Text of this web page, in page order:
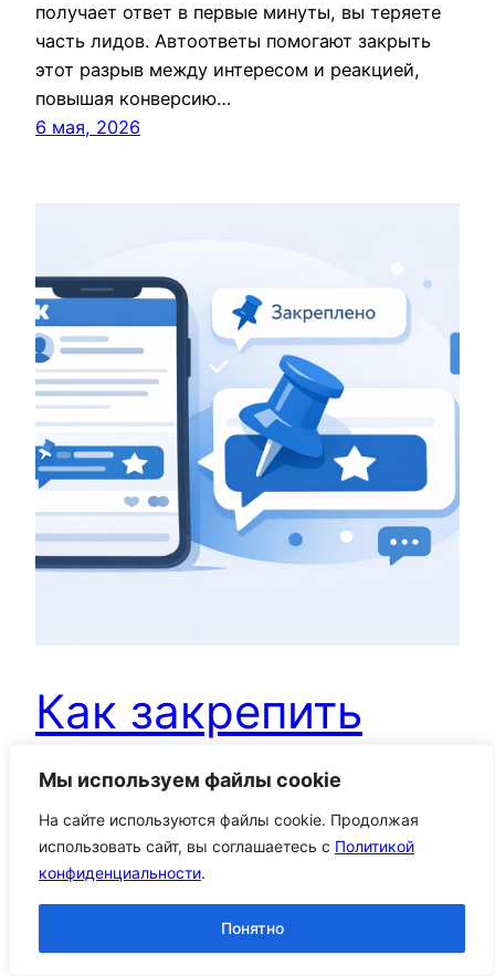
Мы используем файлы cookie
На сайте используются файлы cookie. Продолжая
использовать сайт, вы соглашаетесь с Политикой
конфиденциальности.
Понятно
получает ответ в первые минуты, вы теряете
часть лидов. Автоответы помогают закрыть
этот разрыв между интересом и реакцией,
повышая конверсию…
6 мая, 2026
Как закрепить
комментарий в ВК
Запрос «Как закрепить комментарий в ВК»
чаще всего возникает, когда нужно управлять
вниманием аудитории под постом: подсветить
важный ответ, правила, ссылку на акцию или